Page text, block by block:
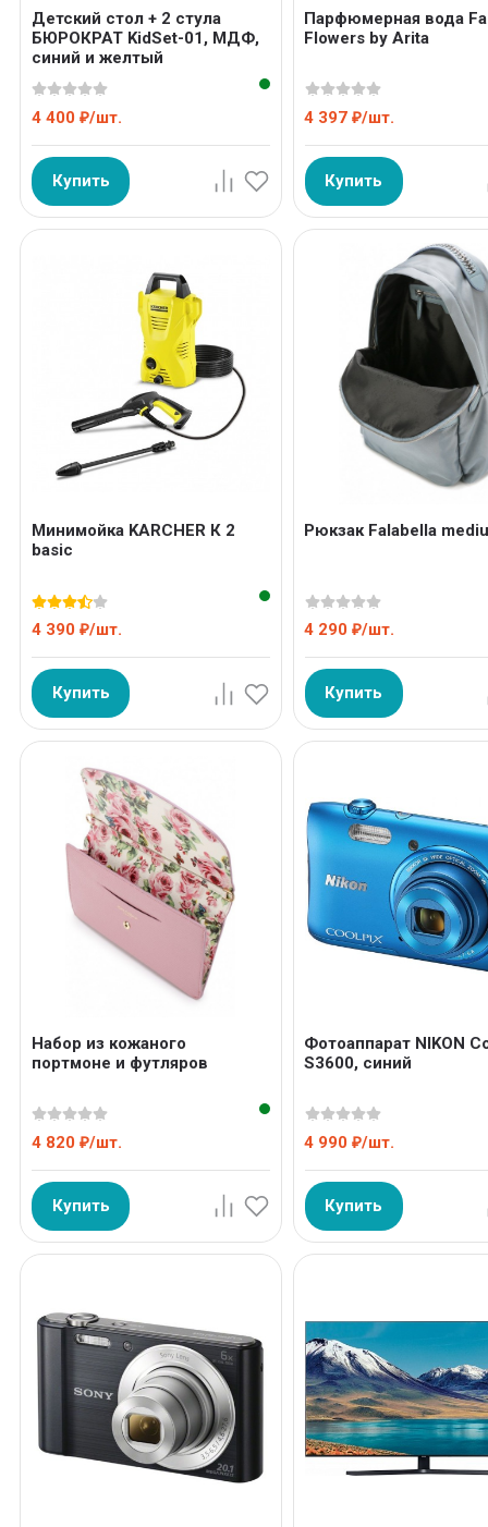
Детский стол + 2 стула
БЮРОКРАТ KidSet-01, МДФ,
синий и желтый
4 400 ₽/шт.
Купить
Парфюмерная вода
Flowers by Arita
4 397 ₽/шт.
Купить
Минимойка KARCHER К 2
basic
4 390 ₽/шт.
Купить
Рюкзак Falabella
4 290 ₽/шт.
Купить
Набор из кожаного
портмоне и футляров
4 820 ₽/шт.
Купить
Фотоаппарат NIKON
S3600, синий
4 990 ₽/шт.
Купить